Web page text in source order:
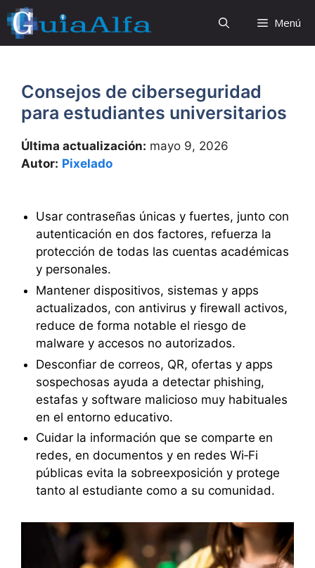
Saltar
al
contenido
Menú
Consejos de ciberseguridad
para estudiantes universitarios
Última actualización: mayo 9, 2026
Autor: Pixelado
Usar contraseñas únicas y fuertes, junto con
autenticación en dos factores, refuerza la
protección de todas las cuentas académicas
y personales.
Mantener dispositivos, sistemas y apps
actualizados, con antivirus y firewall activos,
reduce de forma notable el riesgo de
malware y accesos no autorizados.
Desconfiar de correos, QR, ofertas y apps
sospechosas ayuda a detectar phishing,
estafas y software malicioso muy habituales
en el entorno educativo.
Cuidar la información que se comparte en
redes, en documentos y en redes Wi‑Fi
públicas evita la sobreexposición y protege
tanto al estudiante como a su comunidad.